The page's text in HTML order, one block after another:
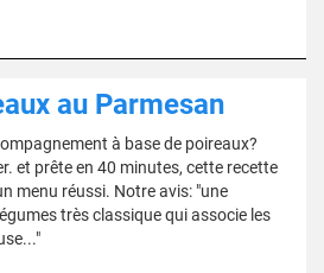
au Parmesan
à base de poireaux?
et prête en 40 minutes, cette recette
menu réussi. Notre avis: "une
très classique qui associe les